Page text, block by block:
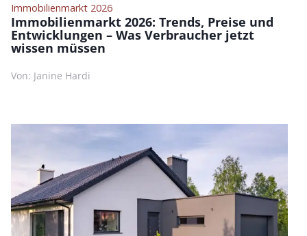
Immobilienmarkt 2026
Immobilienmarkt 2026: Trends, Preise und
Entwicklungen – Was Verbraucher jetzt
wissen müssen
Von: Janine Hardi